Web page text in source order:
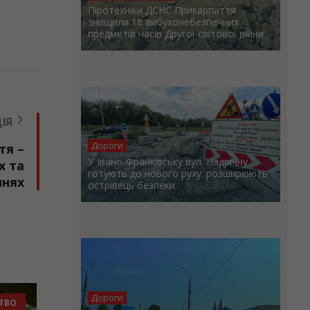
–
та
НОВИНИ ГРОМАД СУСПІЛЬСТВО
Піротехніки ДСНС Прикарпаття
знищили 18 вибухонебезпечних
предметів часів Другої світової війни
Дороги
У Івано-Франківську вул. Надрічну
готують до нового руху: розширюють
острівець безпеки
Дороги